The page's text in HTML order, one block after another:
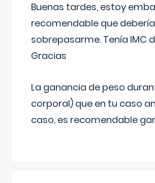
Buenas tardes, estoy
recomendable que
sobrepasarme. Tenía IMC
Gracias
La ganancia de peso
corporal) que en tu caso
caso, es recomendable